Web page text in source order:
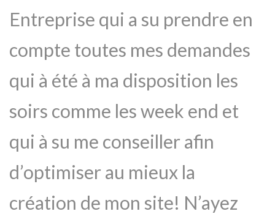
Entreprise qui a su prendre en
compte toutes mes demandes
qui à été à ma disposition les
soirs comme les week end et
qui à su me conseiller afin
d’optimiser au mieux la
création de mon site! N’ayez